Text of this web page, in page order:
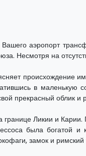
аэропорт
Несмотря на
происхождение
в маленькую
прекрасный облик и
Ликии и Карии.
была богатой и
замок и римский